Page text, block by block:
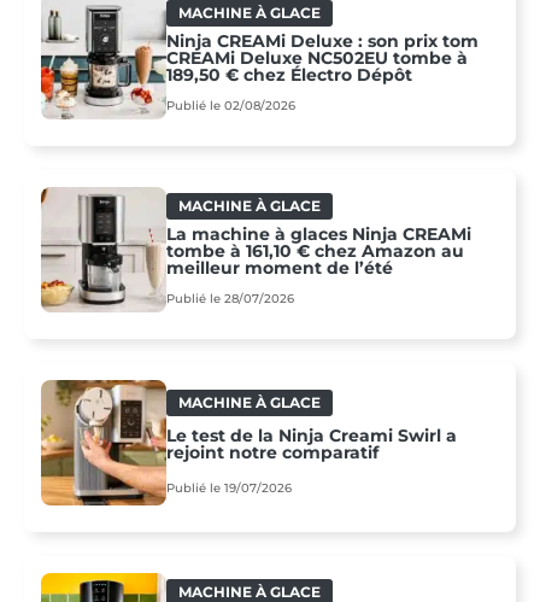
MACHINE À GLACE
Ninja CREAMi Deluxe : son prix tom
CREAMi Deluxe NC502EU tombe à
189,50 € chez Électro Dépôt
Publié le 02/08/2026
MACHINE À GLACE
La machine à glaces Ninja CREAMi
tombe à 161,10 € chez Amazon au
meilleur moment de l’été
Publié le 28/07/2026
MACHINE À GLACE
Le test de la Ninja Creami Swirl a
rejoint notre comparatif
Publié le 19/07/2026
MACHINE À GLACE